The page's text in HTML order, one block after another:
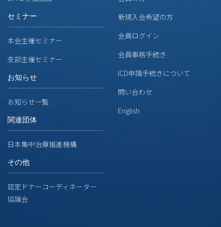
セミナー
本会主催セミナー
支部主催セミナー
お知らせ
お知らせ一覧
関連団体
日本集中治療推進機構
その他
認定ドナーコーディネーター
協議会
新規入会希望の方
会員ログイン
会員事務手続き
ICD申請手続きについて
問い合わせ
English